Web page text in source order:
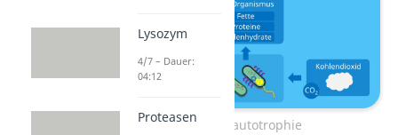
Chemoautotrophie
Lysozym
4/7 – Dauer:
04:12
Proteasen